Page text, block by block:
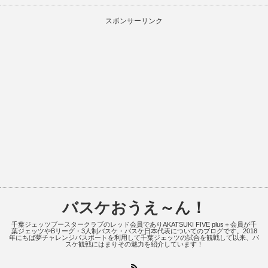
スポンサーリンク
バスケおうえ～ん！
千葉ジェッツブースタークラブのレッド会員でありAKATSUKI FIVE plus＋会員が千
葉ジェッツやBリーグ・3人制バスケ・バスケ日本代表についてのブログです。2018
年にちば夢チャレンジパスポートを利用して千葉ジェッツの試合を観戦して以来、バ
スケ観戦にはまりその魅力を紹介しています！